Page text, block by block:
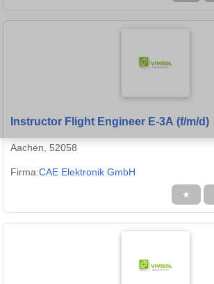
Instructor Flight Engineer E-3A (f/m/d)
Aachen, 52058
Firma:CAE Elektronik GmbH
★